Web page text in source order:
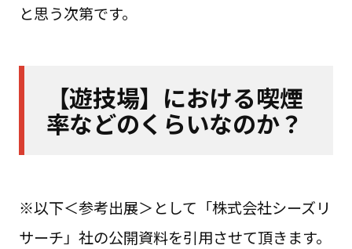
と思う次第です。
【遊技場】における喫煙
率などのくらいなのか？
※以下＜参考出展＞として「株式会社シーズリ
サーチ」社の公開資料を引用させて頂きます。